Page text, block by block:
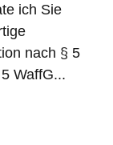
ich Sie
nach § 5
WaffG...